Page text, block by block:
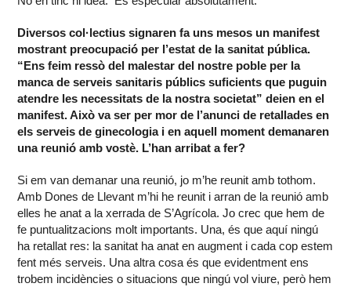
Diversos col·lectius signaren fa uns mesos un manifest
mostrant preocupació per l’estat de la sanitat pública.
“Ens feim ressò del malestar del nostre poble per la
manca de serveis sanitaris públics suficients que puguin
atendre les necessitats de la nostra societat” deien en el
manifest. Això va ser per mor de l’anunci de retallades en
els serveis de ginecologia i en aquell moment demanaren
una reunió amb vostè. L’han arribat a fer?
Si em van demanar una reunió, jo m’he reunit amb tothom.
Amb Dones de Llevant m’hi he reunit i arran de la reunió amb
elles he anat a la xerrada de S’Agrícola. Jo crec que hem de
fe puntualitzacions molt importants. Una, és que aquí ningú
ha retallat res: la sanitat ha anat en augment i cada cop estem
fent més serveis. Una altra cosa és que evidentment ens
trobem incidències o situacions que ningú vol viure, però hem